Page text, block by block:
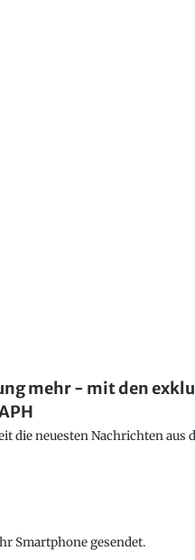
mehr - mit den
die neuesten Nachrichten aus
Smartphone gesendet.